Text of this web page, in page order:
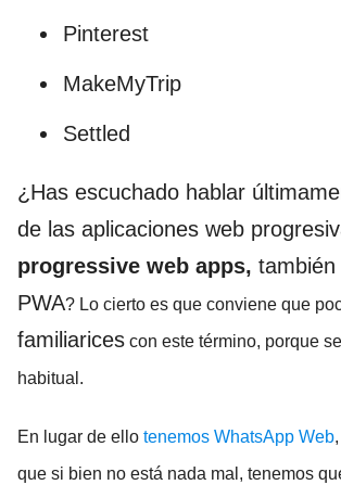
Pinterest
MakeMyTrip
Settled
¿Has escuchado hablar
de las aplicaciones web
progressive web apps, también
PWA? Lo cierto es que conviene que
familiarices con este término, porque
habitual.
En lugar de ello tenemos WhatsApp Web
que si bien no está nada mal, tenemos